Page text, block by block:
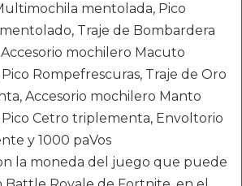
mentolada, Pico
Traje de Bombardera
mochilero Macuto
Rompefrescuras, Traje de Oro
Accesorio mochilero Manto
Cetro triplementa, Envoltorio
y 1000 paVos
la moneda del juego que puede